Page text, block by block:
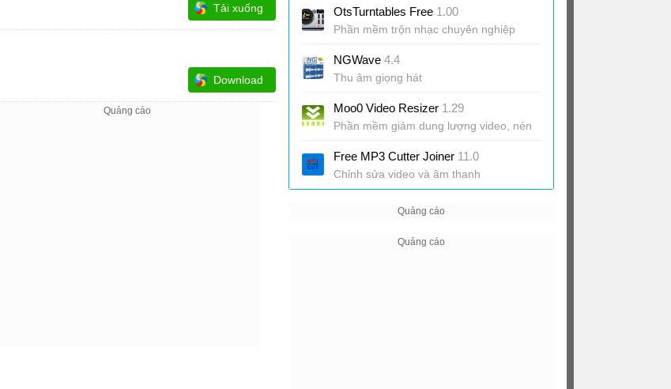
Tải xuống
Download
OtsTurntables Free 1.00
Phần mềm trộn nhạc chuyên nghiệp
NGWave 4.4
Thu âm giọng hát
Moo0 Video Resizer 1.29
Phần mềm giảm dung lượng video, nén
Free MP3 Cutter Joiner 11.0
Chỉnh sửa video và âm thanh